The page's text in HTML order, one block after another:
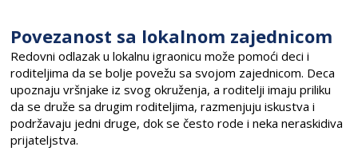
Povezanost sa lokalnom zajednicom
Redovni odlazak u lokalnu igraonicu može pomoći deci i
roditeljima da se bolje povežu sa svojom zajednicom. Deca
upoznaju vršnjake iz svog okruženja, a roditelji imaju priliku
da se druže sa drugim roditeljima, razmenjuju iskustva i
podržavaju jedni druge, dok se često rode i neka neraskidiva
prijateljstva.